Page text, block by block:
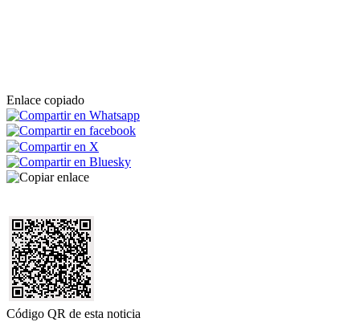
Enlace copiado
Código QR de esta noticia